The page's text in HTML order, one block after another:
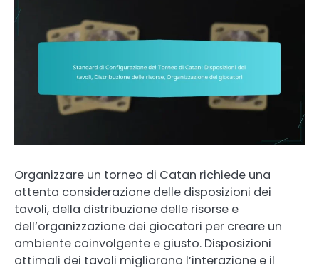
Organizzare un torneo di Catan richiede una
attenta considerazione delle disposizioni dei
tavoli, della distribuzione delle risorse e
dell’organizzazione dei giocatori per creare un
ambiente coinvolgente e giusto. Disposizioni
ottimali dei tavoli migliorano l’interazione e il